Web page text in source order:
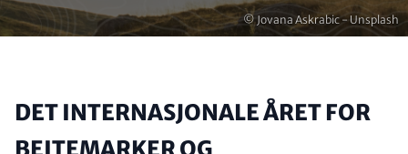
Opphavsrett
© Jovana Askrabic - Unsplash
DET INTERNASJONALE ÅRET FOR